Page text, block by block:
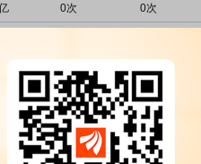
0次 0次
前五只证券